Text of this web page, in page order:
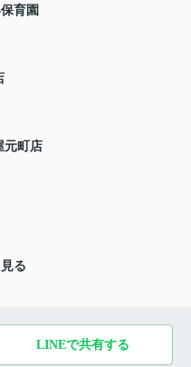
育園
元町店
る
LINEで共有する